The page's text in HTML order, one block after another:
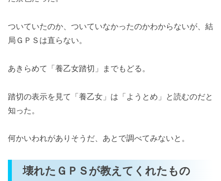
ついていたのか、ついていなかったのかわからないが、結
局ＧＰＳは直らない。
あきらめて「養乙女踏切」までもどる。
踏切の表示を見て「養乙女」は「ようとめ」と読むのだと
知った。
何かいわれがありそうだ、あとで調べてみないと。
壊れたＧＰＳが教えてくれたもの